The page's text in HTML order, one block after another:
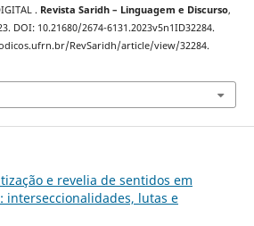
. Revista Saridh – Linguagem e Discurso,
DOI: 10.21680/2674-6131.2023v5n1ID32284.
RevSaridh/article/view/32284.
e revelia de sentidos em
interseccionalidades, lutas e